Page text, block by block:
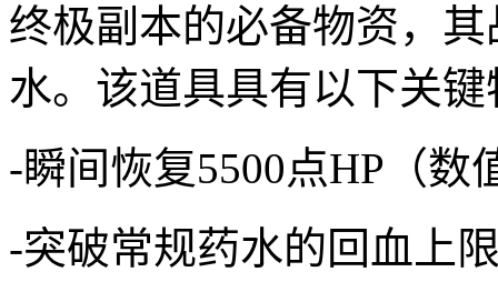
终极副本的必备物资，
水。该道具具有以下关键
-瞬间恢复5500点HP（
-突破常规药水的回血上